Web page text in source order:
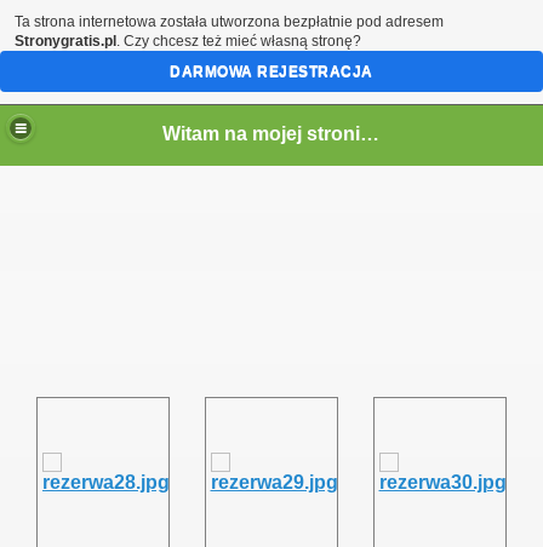
Witam na mojej stronie - Marcin SQ5LTA
Ta strona internetowa została utworzona bezpłatnie pod adresem
Stronygratis.pl . Czy chcesz też mieć własną stronę?
DARMOWA REJESTRACJA